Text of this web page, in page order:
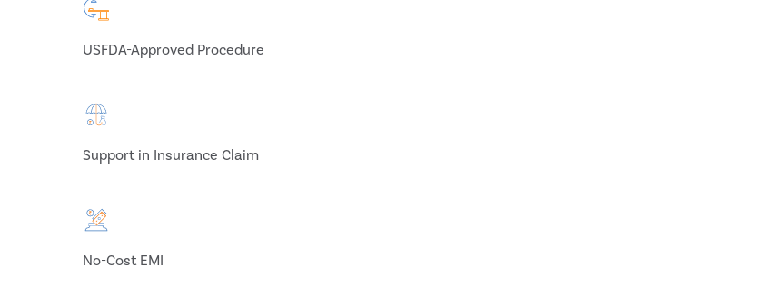
USFDA-Approved Procedure
Support in Insurance Claim
No-Cost EMI